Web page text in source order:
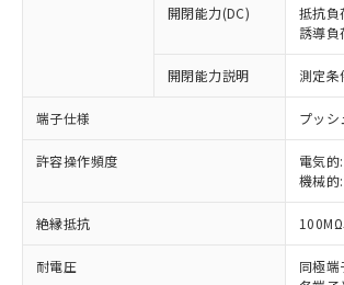
開閉能力(DC)
抵抗負
誘導
開閉能力説明 測定
端子仕様 プッ
許容操作頻度
電気
機械
絶縁抵抗
耐電圧
同極
本サービスは、当社制御機器
商品の当社在庫状況および標
(税抜)を提供させていただく
当社制御機器事業取扱商品の
本サービスの対象外となる商
ことをご了承ください。
在庫状況および標準価格照会
記載している更新日時点での
タに基づき作成されるもので
準価格とは異なる場合がある
調査・確認中：EU RoHS指令（10
非含有の対応状況を調査中または
非該当品：ライセンス料など無形
害物質有無と関係のない商品です。
仕入先様の事情により、非含有部
いたものが、含有品と判明した場
むを得ず変更することがあります。
*EU RoHS指令（10物質）：
鉛(Pb) 1000ppm以下、 水銀(Hg) 1000ppm以
六価クロム(Cr(Ⅵ)) 1000ppm以下、ポリ臭化
「○」：最大均質材料含有率が中
基準値以下であることを示します。
「×」：最大均質材料含有率が中
基準値を超えていることを示しま
「－」：未確認です。当社販売部
当社は、これら貴社製品のう
為替および外国貿易法に定め
（以下｢規制貨物等」という
または国外への提供する場合
国政府の輸出許可(または役
可)を取得するなどの必要な